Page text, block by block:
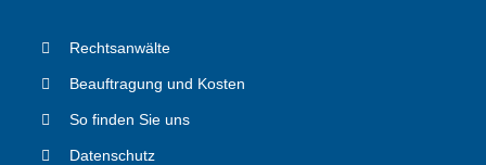
Rechts­an­wäl­te
Beauf­tra­gung und Kos­ten
So fin­den Sie uns
Daten­schutz